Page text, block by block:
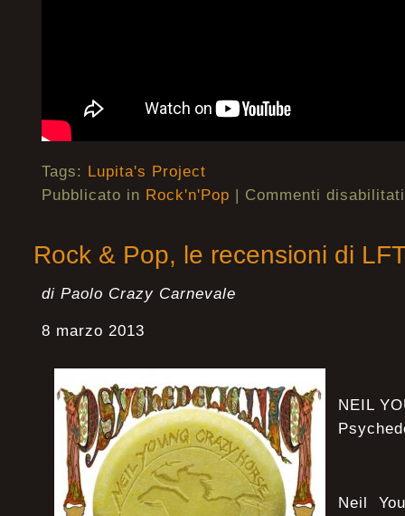
Tags: Lupita's Project
Pubblicato in Rock'n'Pop | Commenti disabilitati
Rock & Pop, le recensioni di
di Paolo Crazy Carnevale
8 marzo 2013
NEIL
Neil